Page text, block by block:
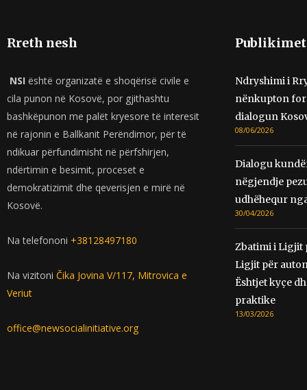
Rreth nesh
NSI është organizatë e shoqërisë civile e
cila punon në Kosovë, por gjithashtu
bashkëpunon me palët kryesore të interesit
në rajonin e Ballkanit Perëndimor, për të
ndikuar përfundimisht në përfshirjen,
ndërtimin e besimit, proceset e
demokratizimit dhe qeverisjen e mirë në
Kosovë.
Na telefononi +38128497180
Na vizitoni Čika Jovina V/117, Mitrovica e
Veriut
office@newsocialinitiative.org
Ndryshimi i
nënkupton
dialogun
08/06/2026
Dialogu
nëgjendje
udhëhequr
30/04/2026
Zbatimi i Ligjit
Ligjit për
Ështjet kyçe
praktike
13/03/2026